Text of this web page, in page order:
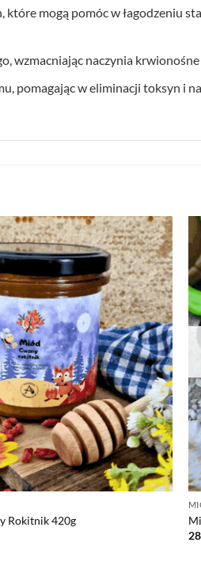
które mogą pomóc w łagodzeniu
wzmacniając naczynia
pomagając w eliminacji toksyn i
Rokitnik 420g